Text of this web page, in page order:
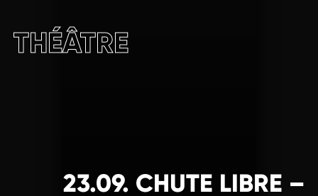
23.09. CHUTE LIBRE –
THÉÂTRE